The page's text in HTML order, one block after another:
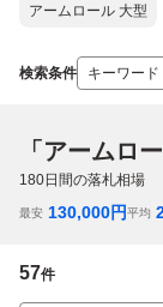
アームロール 大型
検索条件 キーワード
180日間の落札相場
最安 130,000円平均
57件